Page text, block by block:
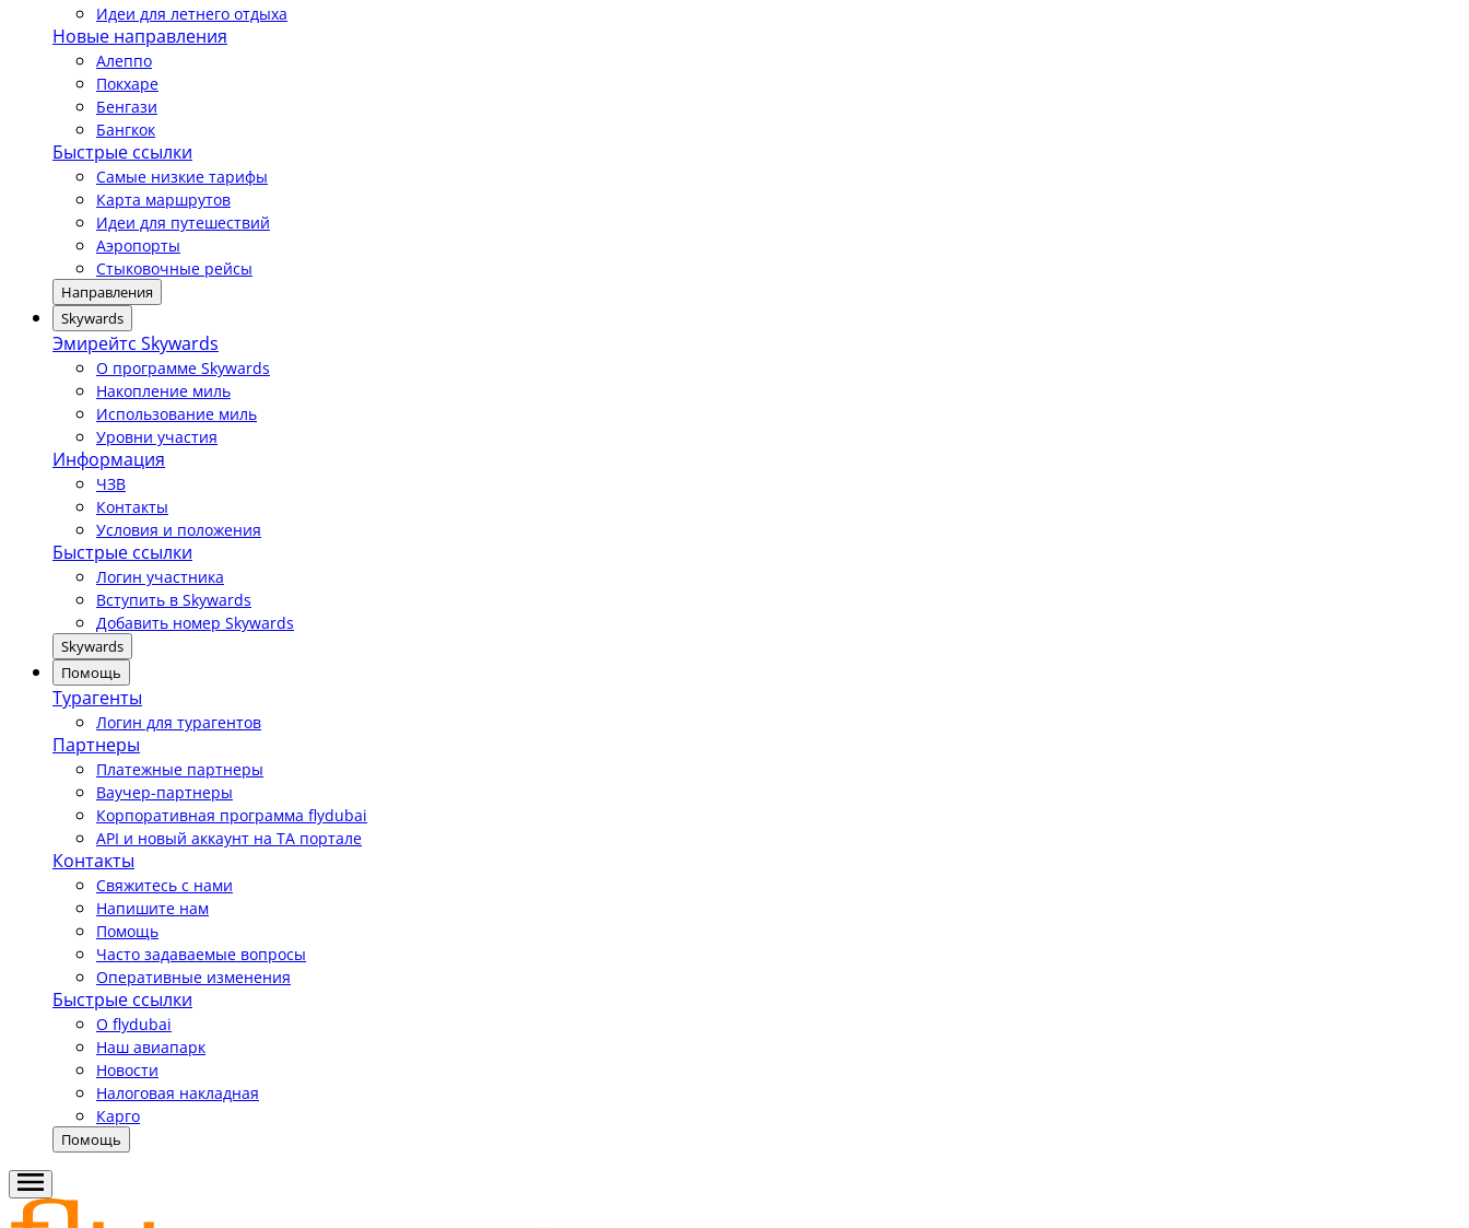
Идеи для летнего отдыха
Новые направления
Алеппо
Покхаре
Бенгази
Бангкок
Быстрые ссылки
Самые низкие тарифы
Карта маршрутов
Идеи для путешествий
Аэропорты
Стыковочные рейсы
Направления
Skywards
Эмирейтс Skywards
О программе Skywards
Накопление миль
Использование миль
Уровни участия
Информация
ЧЗВ
Контакты
Условия и положения
Быстрые ссылки
Логин участника
Вступить в Skywards
Добавить номер Skywards
Skywards
Помощь
Турагенты
Логин для турагентов
Партнеры
Платежные партнеры
Ваучер-партнеры
Корпоративная программа flydubai
API и новый аккаунт на TA портале
Контакты
Свяжитесь с нами
Напишите нам
Помощь
Часто задаваемые вопросы
Оперативные изменения
Быстрые ссылки
О flydubai
Наш авиапарк
Новости
Налоговая накладная
Карго
Помощь